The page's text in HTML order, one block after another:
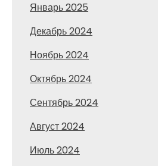
Январь 2025
Декабрь 2024
Ноябрь 2024
Октябрь 2024
Сентябрь 2024
Август 2024
Июль 2024